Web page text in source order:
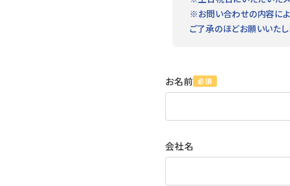
※お問い合わせの内容によ
ご了承のほどお願いいたし
お名前 必須
会社名